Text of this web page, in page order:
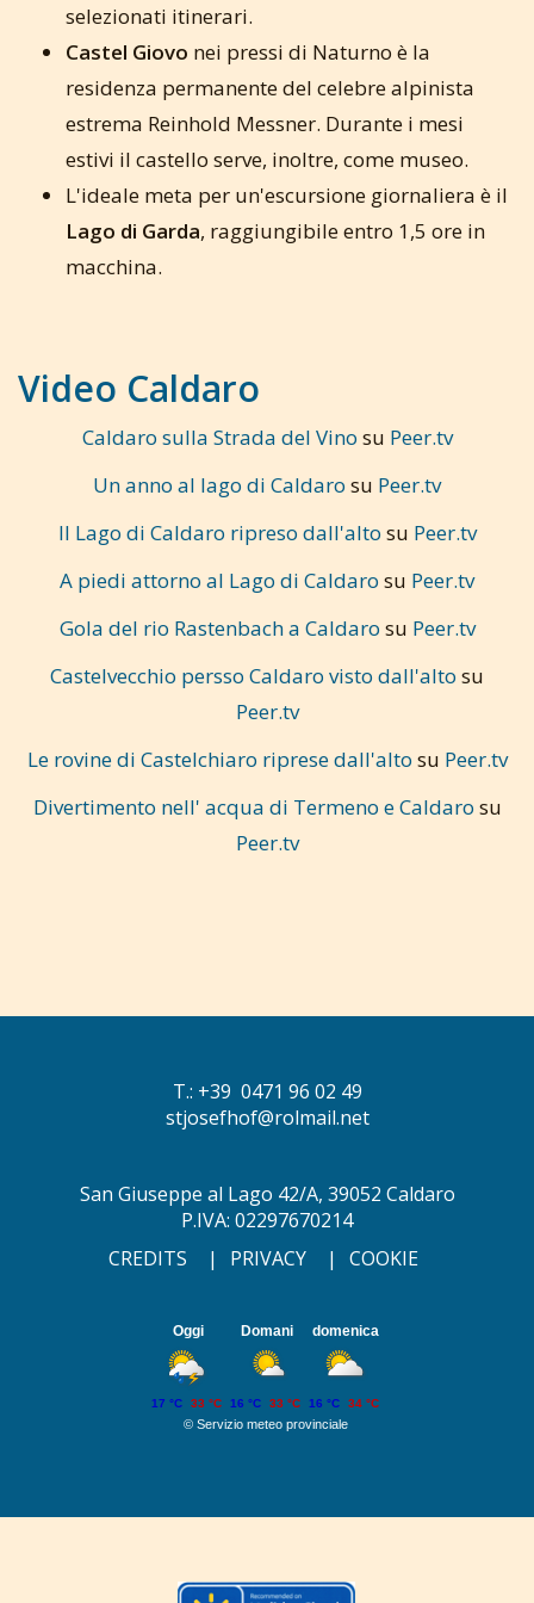
selezionati itinerari.
Castel Giovo nei pressi di Naturno è la
residenza permanente del celebre alpinista
estrema Reinhold Messner. Durante i mesi
estivi il castello serve, inoltre, come museo.
L'ideale meta per un'escursione giornaliera è il
Lago di Garda, raggiungibile entro 1,5 ore in
macchina.
Video Caldaro
Caldaro sulla Strada del Vino su Peer.tv
Un anno al lago di Caldaro su Peer.tv
Il Lago di Caldaro ripreso dall'alto su Peer.tv
A piedi attorno al Lago di Caldaro su Peer.tv
Gola del rio Rastenbach a Caldaro su Peer.tv
Castelvecchio persso Caldaro visto dall'alto su
Peer.tv
Le rovine di Castelchiaro riprese dall'alto su Peer.tv
Divertimento nell' acqua di Termeno e Caldaro su
Peer.tv
T.: +39 0471 96 02 49
stjosefhof@rolmail.net
San Giuseppe al Lago 42/A, 39052 Caldaro
P.IVA: 02297670214
CREDITS
| PRIVACY | COOKIE
Oggi Domani domenica
© Servizio meteo provinciale
17 °C 33 °C 16 °C 33 °C 16 °C 34 °C